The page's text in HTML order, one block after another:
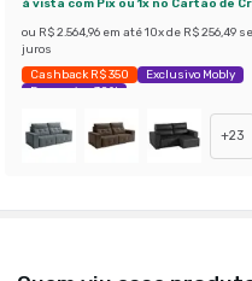
ou R$ 2.564,96 em até 10x de R$ 256,49
juros
Cashback R$ 350
Exclusivo Mobly
Economize 30%
+23